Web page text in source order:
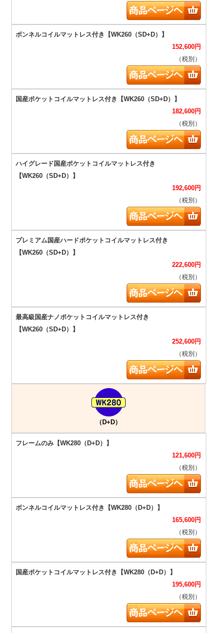
152,600円
（税別）
182,600円
（税別）
192,600円
（税別）
222,600円
（税別）
252,600円
（税別）
（D+D）
121,600円
（税別）
165,600円
（税別）
195,600円
（税別）